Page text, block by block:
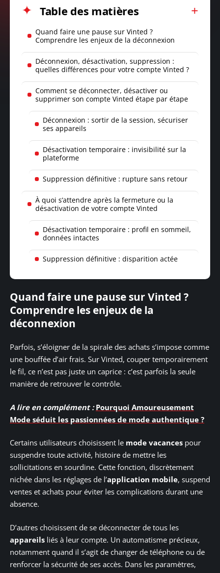
Table des matières
Quand faire une pause sur Vinted ?
Comprendre les enjeux de la déconnexion
Déconnexion, désactivation, suppression :
quelles différences pour votre compte Vinted ?
Comment se déconnecter, désactiver ou
supprimer son compte Vinted étape par étape
Déconnexion : sortir de la session, sécuriser
ses appareils
Désactivation temporaire : invisibilité sur la
plateforme
Suppression définitive : rupture sans retour
À quoi s’attendre après la fermeture ou la
désactivation de votre compte Vinted
Désactivation temporaire : profil en sommeil,
données intactes
Suppression définitive : disparition actée
Quand faire une pause sur Vinted ?
Comprendre les enjeux de la
déconnexion
Parfois, s’éloigner de la spirale des achats s’impose comme
une bouffée d’air frais. Sur Vinted, couper temporairement
le fil, ce n’est pas juste un caprice : c’est parfois la seule
manière de retrouver le contrôle.
A lire en complément : Pourquoi Amoureusement
Mode séduit les passionnées de mode authentique ?
Certains utilisateurs choisissent le mode vacances pour
suspendre toute activité, histoire de mettre les
sollicitations en sourdine. Cette fonction, discrètement
nichée dans les réglages de l’application mobile, suspend
ventes et achats pour éviter les complications durant une
absence.
D’autres choisissent de se déconnecter de tous les
appareils liés à leur compte. Un automatisme précieux,
notamment quand il s’agit de changer de téléphone ou de
renforcer la sécurité de ses accès. Dans les paramètres,